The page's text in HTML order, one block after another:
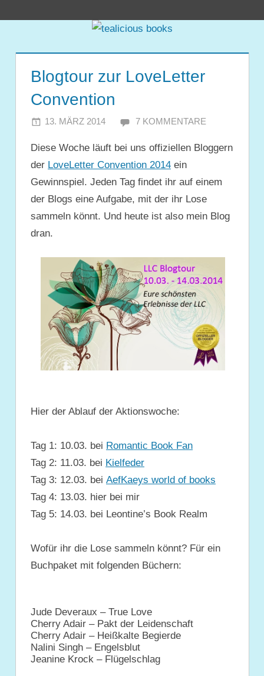
tealicious
books
Blogtour zur LoveLetter
Convention
13. MÄRZ 2014 JULIA
7 KOMMENTARE
Diese Woche läuft bei uns offiziellen Bloggern
der LoveLetter Convention 2014 ein
Gewinnspiel. Jeden Tag findet ihr auf einem
der Blogs eine Aufgabe, mit der ihr Lose
sammeln könnt. Und heute ist also mein Blog
dran.
Hier der Ablauf der Aktionswoche:
Tag 1: 10.03. bei Romantic Book Fan
Tag 2: 11.03. bei Kielfeder
Tag 3: 12.03. bei AefKaeys world of books
Tag 4: 13.03. hier bei mir
Tag 5: 14.03. bei Leontine’s Book Realm
Wofür ihr die Lose sammeln könnt? Für ein
Buchpaket mit folgenden Büchern:
Jude Deveraux – True Love
Cherry Adair – Pakt der Leidenschaft
Cherry Adair – Heißkalte Begierde
Nalini Singh – Engelsblut
Jeanine Krock – Flügelschlag